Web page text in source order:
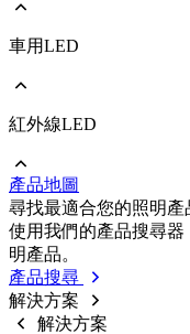
前往 照明/消費性
COB
車用LED
前往 車用LED
Ceramic
紅外線LED
前往 紅外線LED
IR LED
Photodetectors
IR Laser
ToF
Datalink
Optical Sensors
產品地圖
尋找最適合您的照明產
使用我們的產品搜尋
明產品。
產品搜尋
解決方案
解決方案